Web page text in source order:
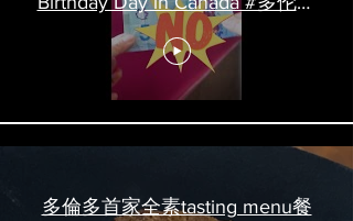
吃喝玩乐 #多伦多美食
#torontofood
多倫多首家全素tasting menu餐